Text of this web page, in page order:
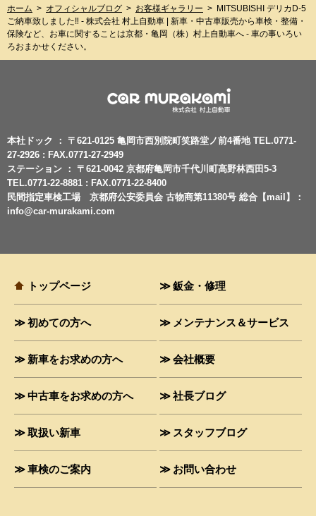
ホーム > オフィシャルブログ > お客様ギャラリー > MITSUBISHI デリカD-5
ご納車致しました‼︎ - 株式会社 村上自動車 | 新車・中古車販売から車検・整備・
保険など、お車に関することは京都・亀岡（株）村上自動車へ - 車の事いろい
ろおまかせください。
本社ドック ： 〒621-0125 亀岡市西別院町笑路堂ノ前4番地 TEL.0771-
27-2926 : FAX.0771-27-2949
ステーション ： 〒621-0042 京都府亀岡市千代川町高野林西田5-3
TEL.0771-22-8881 : FAX.0771-22-8400
民間指定車検工場 京都府公安委員会 古物商第11380号 総合【mail】：
info@car-murakami.com
トップページ
初めての方へ
新車をお求めの方へ
中古車をお求めの方へ
取扱い新車
車検のご案内
鈑金・修理
メンテナンス＆サービス
会社概要
社長ブログ
スタッフブログ
お問い合わせ